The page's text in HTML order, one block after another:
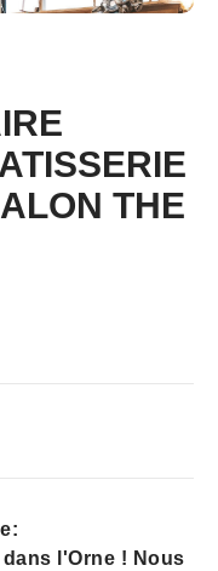
THE
l'Orne ! Nous